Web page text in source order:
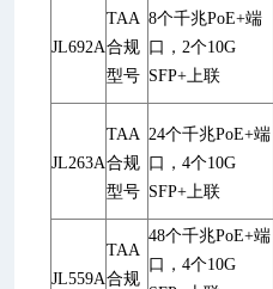
JL692A
TAA
合规
型号
8个千兆PoE+端
口，2个10G
SFP+上联
JL263A
TAA
合规
型号
24个千兆PoE+端
口，4个10G
SFP+上联
JL559A
TAA
合规
48个千兆PoE+端
口，4个10G